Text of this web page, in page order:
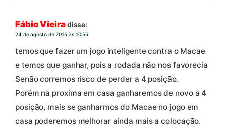
Fábio Vieiradisse:
24 de agosto de 2015 às 10:55
temos que fazer um jogo inteligente contra o Macae
e temos que ganhar, pois a rodada não nos favorecia
Senão corremos risco de perder a 4 posição.
Porém na proxima em casa ganharemos de novo a 4
posição, mais se ganharmos do Macae no jogo em
casa poderemos melhorar ainda mais a colocação.